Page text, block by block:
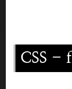
CSS -